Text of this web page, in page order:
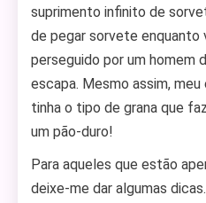
suprimento infinito de
de pegar sorvete enquanto
perseguido por um homem
escapa. Mesmo assim,
tinha o tipo de grana que
um pão-duro!
Para aqueles que estão
deixe-me dar algumas